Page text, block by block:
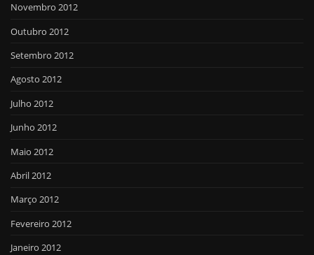
Novembro 2012
Outubro 2012
Setembro 2012
Agosto 2012
Julho 2012
Junho 2012
Maio 2012
Abril 2012
Março 2012
Fevereiro 2012
Janeiro 2012